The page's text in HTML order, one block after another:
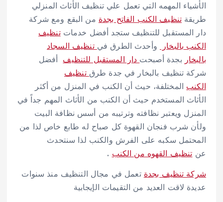
الأشياء المهمه التي تعمل علي تنظيف الأثاث المنزلي
طريقة تنظيف الكنب الفاتح بجدة من البقع ومع شركة
دار المستقبل للتنظيف ستجد أفضل خدماتتنظيف
الكنب بالبخار
وأحدث الطرق في تنظيف السجاد
بالبخار بجدة أصبحت دار المستقبل للتنظيف أفضل
شركة تنظيف بالبخار في جدة طرق تنظيف
الكنب المختلفة، حيث أن الكنب في المنزل من أكثر
الأثاث المستخدم حيث أن الكنب من الأثاث المهم جداً في
المنزل ويعتبر نظافته وترتيبه من أسس نظافة البيت
ولأن شرب فنجان القهوة كل صباح له طابع خاص لذا من
المحتمل سكبه على الفرش والكنب لذا سنتحدث
عن تنظيف القهوه من الكنب .
شركة تنظيف بجدة تعمل في مجال التنظيف منذ سنوات
عديدة لاقت العديد من التقيمات الإيجابية